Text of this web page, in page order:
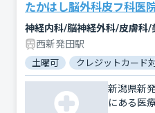
たかはし脳外科皮フ科医
西新発田駅
土曜可 クレジットカード
新潟県新
にある医